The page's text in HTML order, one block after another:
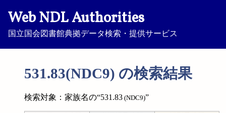
Web NDL Authorities
国立国会図書館典拠データ検索・提供サービス
531.83(NDC9) の検索結果
検索対象：家族名の“531.83 (NDC9)”